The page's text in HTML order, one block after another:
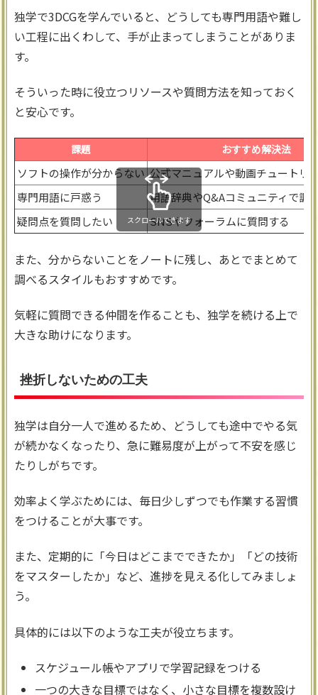
独学で3DCGを学んでいると、どうしても専門用語や難し
い工程に出くわして、手が止まってしまうことがありま
す。
そういった時に役立つリソースや質問方法を知っておく
と安心です。
課題 おすすめ解決法
ソフトの操作が分からない 公式マニュアルや動画チュートリ
専門用語に戸惑う
用語辞典やQ&Aコミュニティで調
疑問点を質問したい
SNSやフォーラムに質問する
スクロールできます
また、分からないことをノートに残し、あとでまとめて
調べるスタイルもおすすめです。
気軽に質問できる仲間を作ることも、独学を続ける上で
大きな助けになります。
挫折しないための工夫
独学は自分一人で進めるため、どうしても途中でやる気
が続かなくなったり、急に難易度が上がって不安を感じ
たりしがちです。
効率よく学ぶためには、毎日少しずつでも作業する習慣
をつけることが大事です。
また、定期的に「今日はどこまでできたか」「どの技術
をマスターしたか」など、進捗を見える化してみましょ
う。
具体的には以下のような工夫が役立ちます。
スケジュール帳やアプリで学習記録をつける
一つの大きな目標ではなく、小さな目標を複数設け